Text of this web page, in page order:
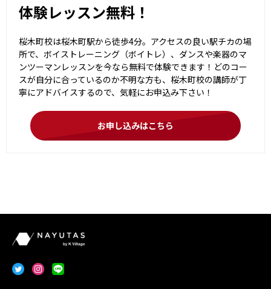
体験レッスン無料！
桜木町校は桜木町駅から徒歩4分。アクセスの良い駅チカの場
所で、ボイストレーニング（ボイトレ）、ダンスや楽器のマ
ンツーマンレッスンを今なら無料で体験できます！どのコー
スが自分に合っているのか不明な方も、桜木町校の講師が丁
寧にアドバイスするので、気軽にお申込み下さい！
お申し込みはこちら